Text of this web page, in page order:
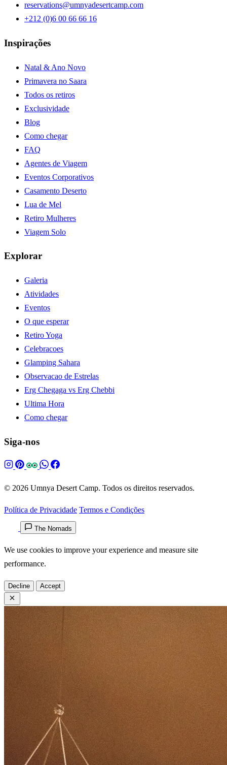
reservations@umnyadesertcamp.com
+212 (0)6 00 66 66 16
Inspirações
Natal & Ano Novo
Primavera no Saara
Todos os retiros
Exclusividade
Blog
Como chegar
FAQ
Agentes de Viagem
Eventos Corporativos
Casamento Deserto
Lua de Mel
Retiro Mulheres
Viagem Solo
Explorar
Galeria
Atividades
Eventos
O que esperar
Retiro Yoga
Celebracoes
Glamping Sahara
Observacao de Estrelas
Erg Chegaga vs Erg Chebbi
Ultima Hora
Como chegar
Siga-nos
© 2026 Umnya Desert Camp. Todos os direitos reservados.
Política de Privacidade Termos e Condições
The Nomads
We use cookies to improve your experience and measure site
performance.
Decline Accept